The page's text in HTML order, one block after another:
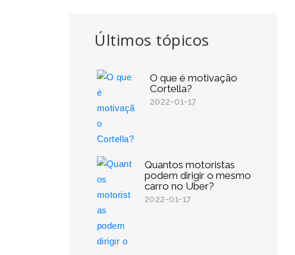
Últimos tópicos
O que é motivação
Cortella?
2022-01-17
Quantos motoristas
podem dirigir o mesmo
carro no Uber?
2022-01-17